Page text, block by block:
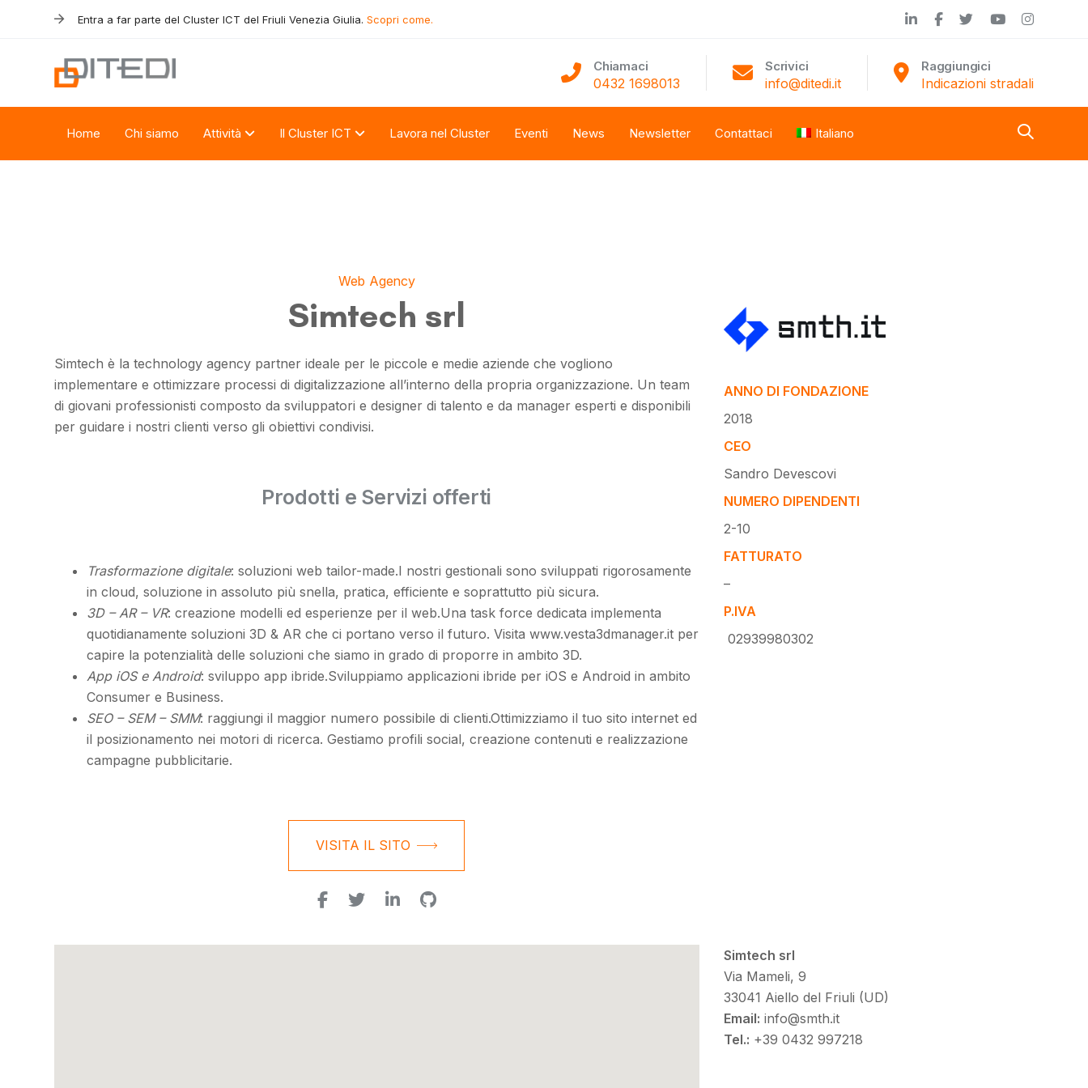
navigation
Entra a far parte del Cluster ICT del Friuli Venezia Giulia. Scopri come.
Chiamaci
0432 1698013
Scrivici
info@ditedi.it
Raggiungici
Indicazioni stradali
Home Chi siamo Attività Il Cluster ICT Lavora nel Cluster Eventi News Newsletter Contattaci Italiano
Web Agency
Simtech srl
Simtech è la technology agency partner ideale per le piccole e medie aziende che vogliono
implementare e ottimizzare processi di digitalizzazione all’interno della propria organizzazione. Un team
di giovani professionisti composto da sviluppatori e designer di talento e da manager esperti e disponibili
per guidare i nostri clienti verso gli obiettivi condivisi.
Prodotti e Servizi offerti
Trasformazione digitale: soluzioni web tailor-made.I nostri gestionali sono sviluppati rigorosamente
in cloud, soluzione in assoluto più snella, pratica, efficiente e soprattutto più sicura.
3D – AR – VR: creazione modelli ed esperienze per il web.Una task force dedicata implementa
quotidianamente soluzioni 3D & AR che ci portano verso il futuro. Visita www.vesta3dmanager.it per
capire la potenzialità delle soluzioni che siamo in grado di proporre in ambito 3D.
App iOS e Android: sviluppo app ibride.Sviluppiamo applicazioni ibride per iOS e Android in ambito
Consumer e Business.
SEO – SEM – SMM: raggiungi il maggior numero possibile di clienti.Ottimizziamo il tuo sito internet ed
il posizionamento nei motori di ricerca. Gestiamo profili social, creazione contenuti e realizzazione
campagne pubblicitarie.
VISITA IL SITO
ANNO DI FONDAZIONE
2018
CEO
Sandro Devescovi
NUMERO DIPENDENTI
2-10
FATTURATO
–
P.IVA
02939980302
Simtech srl
Via Mameli, 9
33041 Aiello del Friuli (UD)
Email: info@smth.it
Tel.: +39 0432 997218